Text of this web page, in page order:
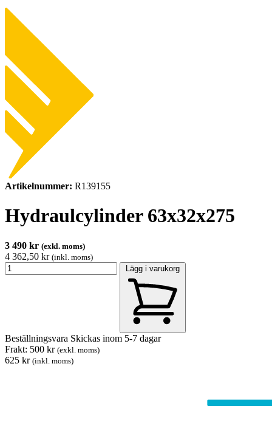
Artikelnummer: R139155
Hydraulcylinder 63x32x275
3 490 kr (exkl. moms)
4 362,50 kr (inkl. moms)
Lägg i varukorg
Beställningsvara Skickas inom 5-7 dagar
Frakt: 500 kr (exkl. moms)
625 kr (inkl. moms)